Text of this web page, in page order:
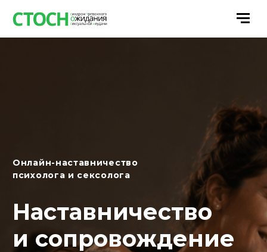
и сопровождение
Формат глубокой работы с запросами
денег, отношений, границ
консультация, а процесс: с поддержкой
между встречами и постепенными